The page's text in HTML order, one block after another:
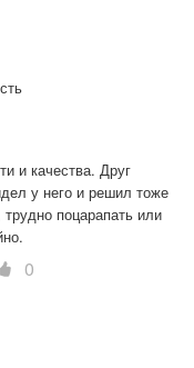
и качества. Друг
у него и решил тоже
поцарапать или
0